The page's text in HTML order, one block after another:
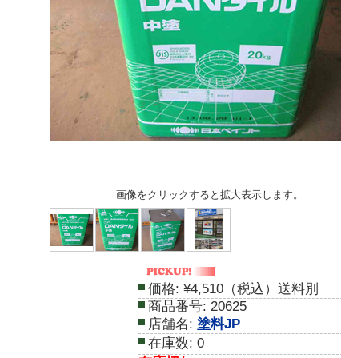
画像をクリックすると拡大表示します。
価格: ¥4,510（税込）送料別
商品番号: 20625
店舗名: 塗料JP
在庫数: 0